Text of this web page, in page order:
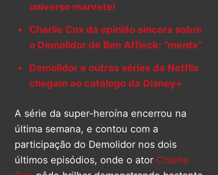
universo marvete!
Charlie Cox dá opinião sincera sobre
o Demolidor de Ben Affleck: “merda”
Demolidor e outras séries da Netflix
chegam ao catálogo da Disney+
A série da super-heroína encerrou na
última semana, e contou com a
participação do Demolidor nos dois
últimos episódios, onde o ator Charlie